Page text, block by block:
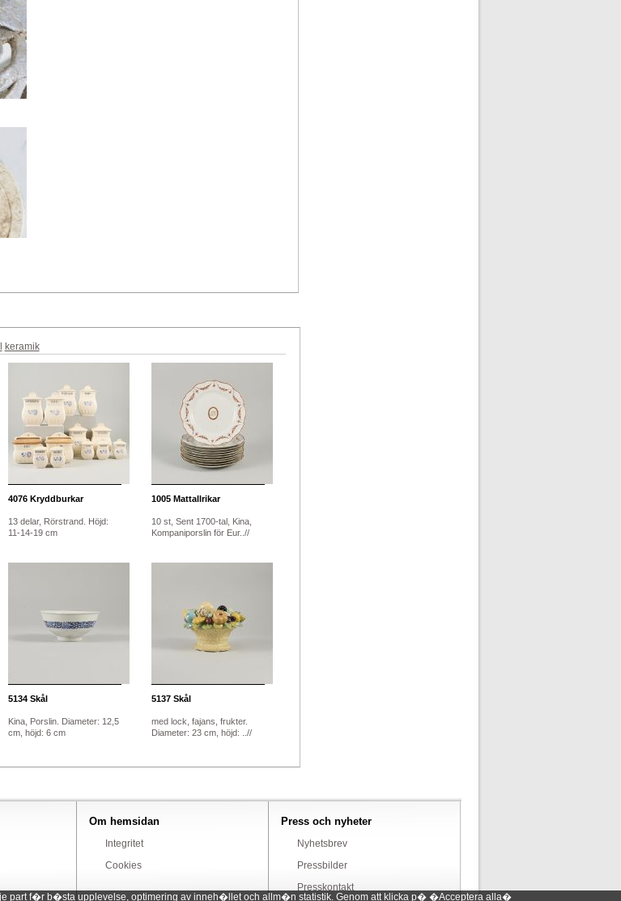
part f�r b�sta upplevelse, optimering av inneh�llet och allm�n statistik. Genom att klicka p� �Acceptera alla�
keramik
4076Kryddburkar
13 delar, Rörstrand. Höjd:
11-14-19 cm
1005Mattallrikar
10 st, Sent 1700-tal, Kina,
Kompaniporslin för Eur..//
5134Skål
Kina, Porslin. Diameter: 12,5
cm, höjd: 6 cm
5137Skål
med lock, fajans, frukter.
Diameter: 23 cm, höjd: ..//
Om hemsidan
Integritet
Cookies
Press och nyheter
Nyhetsbrev
Pressbilder
Presskontakt